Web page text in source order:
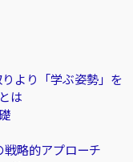
より「学ぶ姿勢」を
は
略的アプローチ